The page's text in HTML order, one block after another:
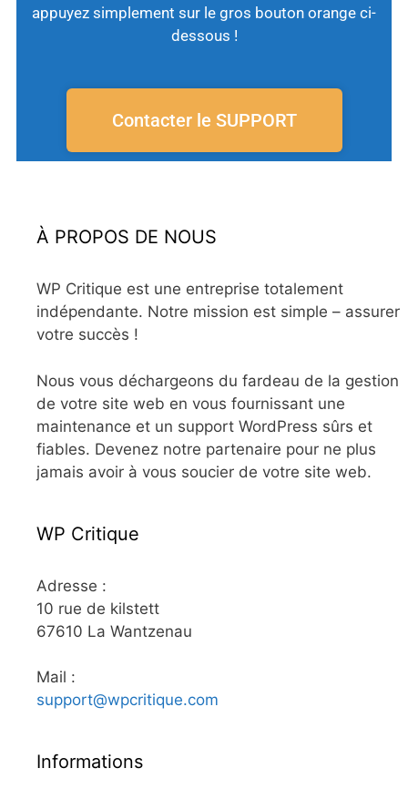
appuyez simplement sur le gros bouton orange ci-
dessous !
Contacter le SUPPORT
À PROPOS DE NOUS
WP Critique est une entreprise totalement
indépendante. Notre mission est simple – assurer
votre succès !
Nous vous déchargeons du fardeau de la gestion
de votre site web en vous fournissant une
maintenance et un support WordPress sûrs et
fiables. Devenez notre partenaire pour ne plus
jamais avoir à vous soucier de votre site web.
WP Critique
Adresse :
10 rue de kilstett
67610 La Wantzenau
Mail :
support@wpcritique.com
Informations